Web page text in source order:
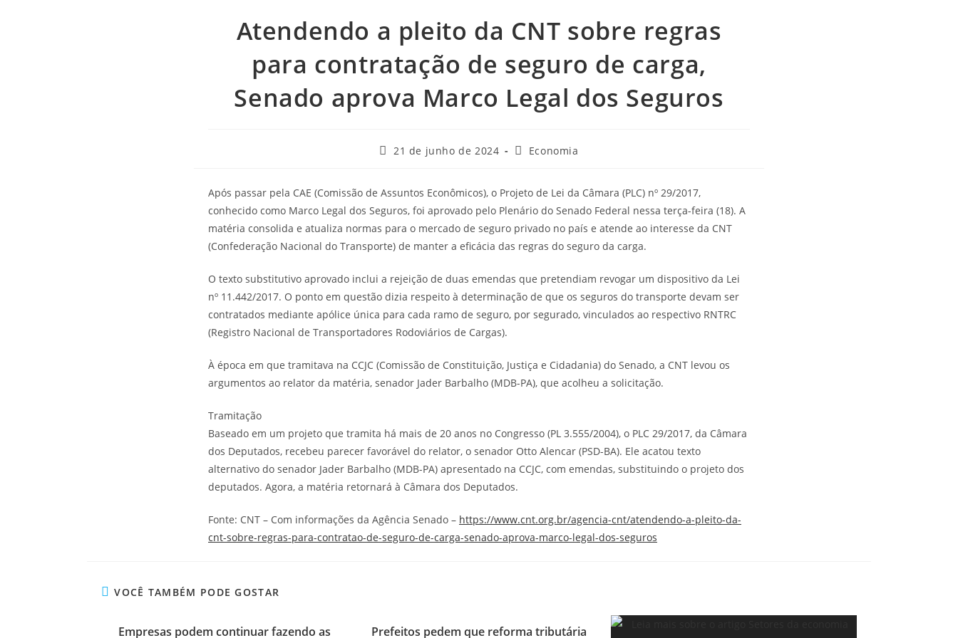
Atendendo a pleito da CNT sobre regras
para contratação de seguro de carga,
Senado aprova Marco Legal dos Seguros
21 de junho de 2024 Economia
Após passar pela CAE (Comissão de Assuntos Econômicos), o Projeto de Lei da Câmara (PLC) nº 29/2017,
conhecido como Marco Legal dos Seguros, foi aprovado pelo Plenário do Senado Federal nessa terça-feira (18). A
matéria consolida e atualiza normas para o mercado de seguro privado no país e atende ao interesse da CNT
(Confederação Nacional do Transporte) de manter a eficácia das regras do seguro da carga.
O texto substitutivo aprovado inclui a rejeição de duas emendas que pretendiam revogar um dispositivo da Lei
nº 11.442/2017. O ponto em questão dizia respeito à determinação de que os seguros do transporte devam ser
contratados mediante apólice única para cada ramo de seguro, por segurado, vinculados ao respectivo RNTRC
(Registro Nacional de Transportadores Rodoviários de Cargas).
À época em que tramitava na CCJC (Comissão de Constituição, Justiça e Cidadania) do Senado, a CNT levou os
argumentos ao relator da matéria, senador Jader Barbalho (MDB-PA), que acolheu a solicitação.
Tramitação
Baseado em um projeto que tramita há mais de 20 anos no Congresso (PL 3.555/2004), o PLC 29/2017, da Câmara
dos Deputados, recebeu parecer favorável do relator, o senador Otto Alencar (PSD-BA). Ele acatou texto
alternativo do senador Jader Barbalho (MDB-PA) apresentado na CCJC, com emendas, substituindo o projeto dos
deputados. Agora, a matéria retornará à Câmara dos Deputados.
Fonte: CNT – Com informações da Agência Senado – https://www.cnt.org.br/agencia-cnt/atendendo-a-pleito-da-
cnt-sobre-regras-para-contratao-de-seguro-de-carga-senado-aprova-marco-legal-dos-seguros
VOCÊ TAMBÉM PODE GOSTAR
Empresas podem continuar fazendo as Prefeitos pedem que reforma tributária